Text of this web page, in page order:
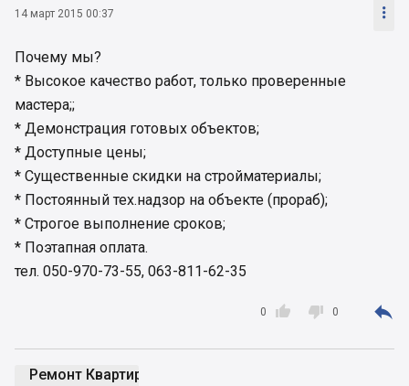
14 март 2015 00:37 
Почему мы?
* Высокое качество работ, только проверенные
мастера;;
* Демонстрация готовых объектов;
* Доступные цены;
* Существенные скидки на стройматериалы;
* Постоянный тех.надзор на объекте (прораб);
* Строгое выполнение сроков;
* Поэтапная оплата.
тел. 050-970-73-55, 063-811-62-35

0  0 
Ремонт Квартир